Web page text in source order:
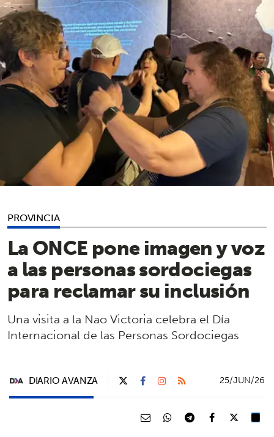
PROVINCIA
La ONCE pone imagen y voz
a las personas sordociegas
para reclamar su inclusión
Una visita a la Nao Victoria celebra el Día
Internacional de las Personas Sordociegas
DIARIO AVANZA 25/JUN/26